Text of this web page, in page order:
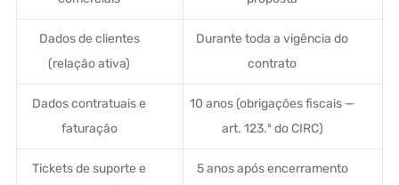
Dados de clientes
(relação ativa)
Durante toda a vigência do
contrato
Dados contratuais e
faturação
10 anos (obrigações fiscais —
art. 123.º do CIRC)
Tickets de suporte e
5 anos após encerramento